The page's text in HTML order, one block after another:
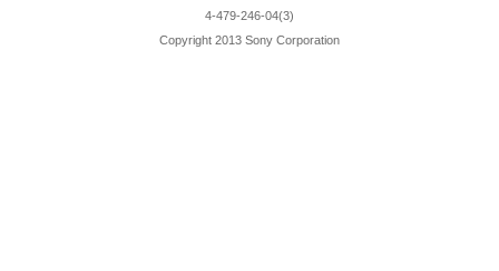
4-479-246-04(3)
Copyright 2013 Sony Corporation